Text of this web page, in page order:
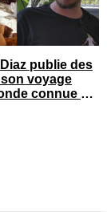
publie des
voyage
connue en